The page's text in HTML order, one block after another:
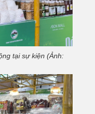
tại sự kiện (Ảnh: